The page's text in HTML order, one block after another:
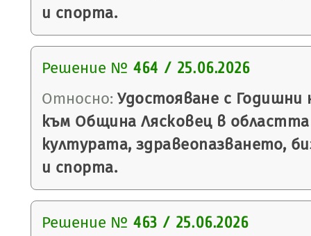
и спорта.
Решение № 464 / 25.06.2026
Относно: Удостояване с Годишни
към Община Лясковец в
културата, здравеопазването,
и спорта.
Решение № 463 / 25.06.2026